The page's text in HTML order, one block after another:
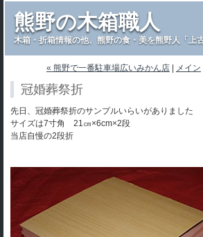
熊野の木箱職人
木箱・折箱情報の他、熊野の食・美を熊野人「上
« 熊野で一番駐車場広いみかん店 メイン
冠婚葬祭折
先日、冠婚葬祭折のサンプルいらいがありました
サイズは7寸角 21㎝×6cm×2段
当店自慢の2段折